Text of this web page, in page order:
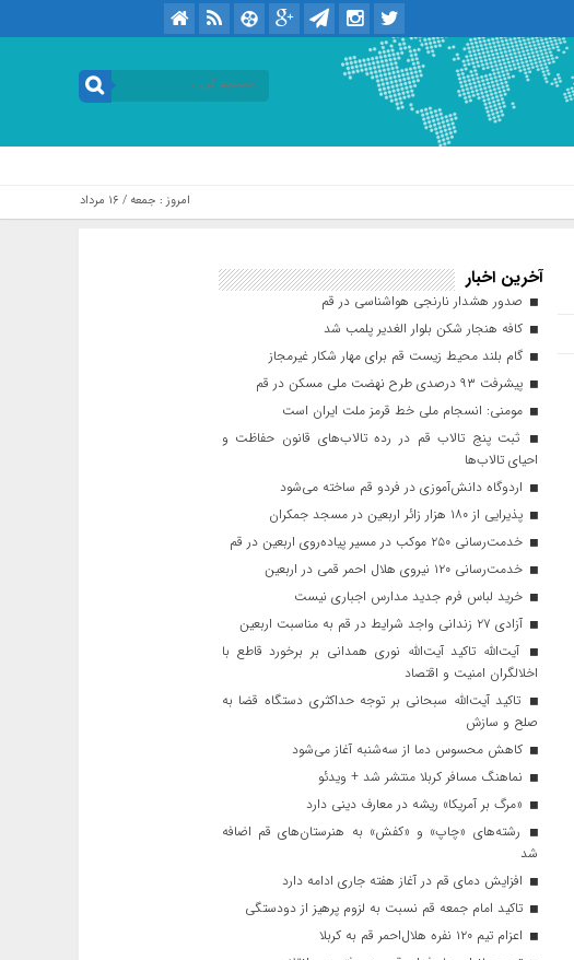
امروز : جمعه / ۱۶ مرداد / ۱۴۰۵ .::. برابر با : Friday, 7 August , 2026
آخرین اخبار
صدور هشدار نارنجی هواشناسی در قم
کافه هنجار شکن بلوار الغدیر پلمب شد
گام بلند محیط زیست قم برای مهار شکار غیرمجاز
پیشرفت ۹۳ درصدی طرح نهضت ملی مسکن در قم
مومنی: انسجام ملی خط قرمز ملت ایران است
ثبت پنج تالاب قم در رده تالاب‌های قانون حفاظت و
احیای تالاب‌ها
اردوگاه دانش‌آموزی در فردو قم ساخته می‌شود
پذیرایی از ۱۸۰ هزار زائر اربعین در مسجد جمکران
خدمت‌رسانی ۲۵۰ موکب در مسیر پیاده‌روی اربعین در قم
خدمت‌رسانی ۱۲۰ نیروی هلال احمر قمی در اربعین
خرید لباس فرم جدید مدارس اجباری نیست
آزادی ۲۷ زندانی واجد شرایط در قم به مناسبت اربعین
آیت‌الله تاکید آیت‌الله نوری همدانی بر برخورد قاطع با
اخلالگران امنیت و اقتصاد
تاکید آیت‌الله‌ سبحانی بر توجه حداکثری دستگاه قضا به
صلح و سازش
کاهش محسوس دما از سه‌شنبه آغاز می‌شود
نماهنگ مسافر کربلا منتشر شد + ویدئو
«مرگ بر آمریکا» ریشه در معارف دینی دارد
رشته‌های «چاپ» و «کفش» به هنرستان‌های قم اضافه
شد
افزایش دمای قم در آغاز هفته جاری ادامه دارد
تاکید امام جمعه قم نسبت به لزوم پرهیز از دودستگی
اعزام تیم ۱۲۰ نفره هلال‌احمر قم به کربلا